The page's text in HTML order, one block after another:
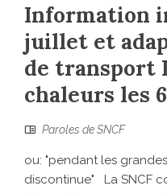
Information
juillet et
de transport
chaleurs les
Paroles de SNCF
ou: "pendant les
discontinue" La SNCF